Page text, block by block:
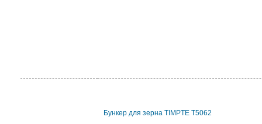
Бункер для зерна TIMPTE T5062